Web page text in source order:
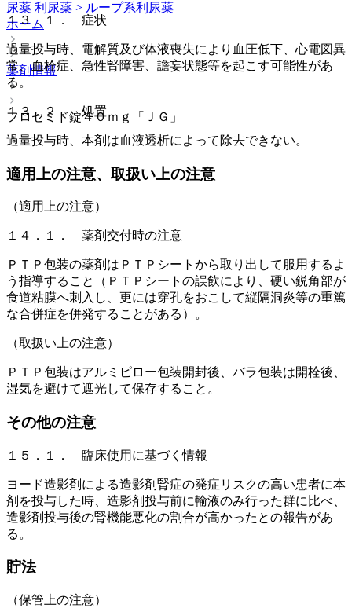
尿薬 利尿薬 > ループ系利尿薬
ホーム
薬剤情報
フロセミド錠４０ｍｇ「ＪＧ」
１３．１． 症状
過量投与時、電解質及び体液喪失により血圧低下、心電図異
常、血栓症、急性腎障害、譫妄状態等を起こす可能性があ
る。
１３．２． 処置
過量投与時、本剤は血液透析によって除去できない。
適用上の注意、取扱い上の注意
（適用上の注意）
１４．１． 薬剤交付時の注意
ＰＴＰ包装の薬剤はＰＴＰシートから取り出して服用するよ
う指導すること（ＰＴＰシートの誤飲により、硬い鋭角部が
食道粘膜へ刺入し、更には穿孔をおこして縦隔洞炎等の重篤
な合併症を併発することがある）。
（取扱い上の注意）
ＰＴＰ包装はアルミピロー包装開封後、バラ包装は開栓後、
湿気を避けて遮光して保存すること。
その他の注意
１５．１． 臨床使用に基づく情報
ヨード造影剤による造影剤腎症の発症リスクの高い患者に本
剤を投与した時、造影剤投与前に輸液のみ行った群に比べ、
造影剤投与後の腎機能悪化の割合が高かったとの報告があ
る。
貯法
（保管上の注意）